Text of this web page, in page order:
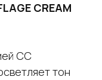
CREAM
CC
тон